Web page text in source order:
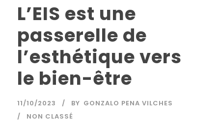
L’EIS est une
passerelle de
l’esthétique vers
le bien-être
11/10/2023 BY GONZALO PENA VILCHES
NON CLASSÉ